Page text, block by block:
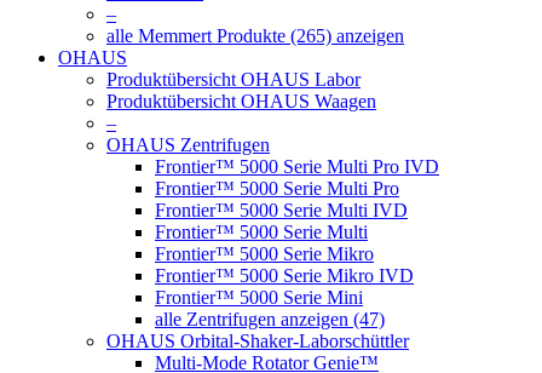
–
alle Memmert Produkte (265) anzeigen
OHAUS
Produktübersicht OHAUS Labor
Produktübersicht OHAUS Waagen
–
OHAUS Zentrifugen
Frontier™ 5000 Serie Multi Pro IVD
Frontier™ 5000 Serie Multi Pro
Frontier™ 5000 Serie Multi IVD
Frontier™ 5000 Serie Multi
Frontier™ 5000 Serie Mikro
Frontier™ 5000 Serie Mikro IVD
Frontier™ 5000 Serie Mini
alle Zentrifugen anzeigen (47)
OHAUS Orbital-Shaker-Laborschüttler
Multi-Mode Rotator Genie™